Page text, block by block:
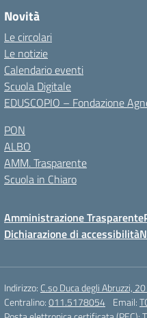
Novità
Le circolari
Le notizie
Calendario eventi
Scuola Digitale
EDUSCOPIO – Fondazione
PON
ALBO
AMM. Trasparente
Scuola in Chiaro
Amministrazione Trasparente
Dichiarazione di accessibilità
Indirizzo: C.so Duca degli Abruzzi,
Centralino:011.5178054 Email: